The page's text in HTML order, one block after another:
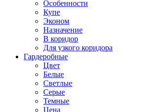
Особенности
Купе
Эконом
Назначение
В коридор
Для узкого коридора
Гардеробные
Цвет
Белые
Светлые
Серые
Темные
Цена